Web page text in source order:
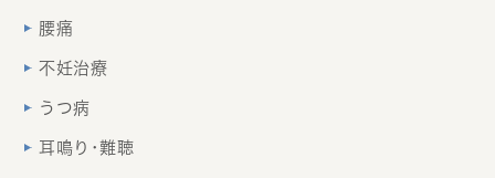
腰痛
不妊治療
うつ病
耳鳴り･難聴